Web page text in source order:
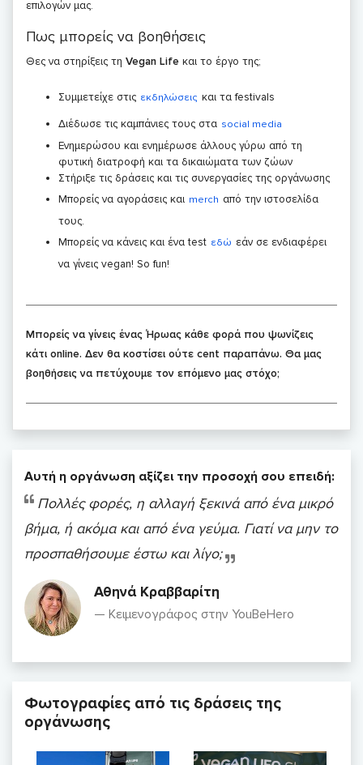
επιλογών μας.
Πως μπορείς να βοηθήσεις
Θες να στηρίξεις τη Vegan Life και το έργο της;
Συμμετείχε στις εκδηλώσεις και τα festivals
Διέδωσε τις καμπάνιες τους στα social media
Ενημερώσου και ενημέρωσε άλλους γύρω από τη
φυτική διατροφή και τα δικαιώματα των ζώων
Στήριξε τις δράσεις και τις συνεργασίες της οργάνωσης
Μπορείς να αγοράσεις και merch από την ιστοσελίδα
τους.
Μπορείς να κάνεις και ένα test εδώ εάν σε ενδιαφέρει
να γίνεις vegan! So fun!
Μπορείς να γίνεις ένας Ήρωας κάθε φορά που ψωνίζεις
κάτι online. Δεν θα κοστίσει ούτε cent παραπάνω. Θα μας
βοηθήσεις να πετύχουμε τον επόμενο μας στόχο;
Αυτή η οργάνωση αξίζει την προσοχή σου επειδή:
Πολλές φορές, η αλλαγή ξεκινά από ένα μικρό
βήμα, ή ακόμα και από ένα γεύμα. Γιατί να μην το
προσπαθήσουμε έστω και λίγο;
Αθηνά Κραββαρίτη
Κειμενογράφος στην YouBeHero
Φωτογραφίες από τις δράσεις της
οργάνωσης